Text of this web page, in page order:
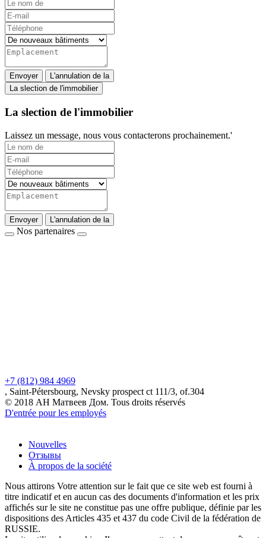
Envoyer
L'annulation de la
La slection de l'immobilier
La slection de l'immobilier
Laissez un message, nous vous contacterons prochainement.'
Envoyer L'annulation de la
Nos partenaires
+7 (812) 984 4969
, Saint-Pétersbourg, Nevsky prospect ct 111/3, of.304
© 2018 АН Матвеев Дом. Tous droits réservés
D'entrée pour les employés
Nouvelles
Отзывы
À propos de la société
Nous attirons Votre attention sur le fait que ce site web est fourni à
titre indicatif et en aucun cas des documents d'information et les prix
affichés sur le site ne constitue pas une offre publique, définie par les
dispositions des Articles 435 et 437 du code Civil de la fédération de
RUSSIE.